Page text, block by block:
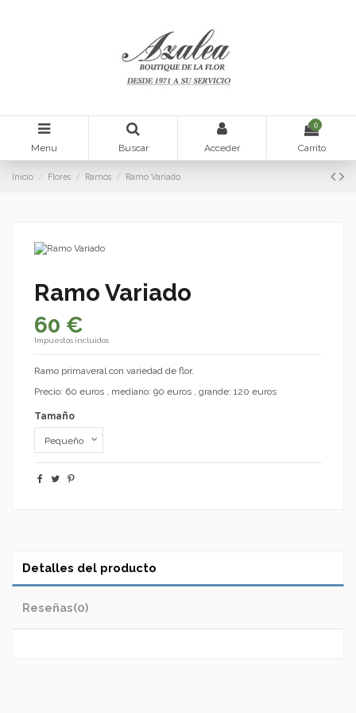
Menu Buscar Acceder
0
Carrito
Inicio Flores Ramos Ramo Variado
Ramo Variado
60 €
Impuestos incluidos
Ramo primaveral con variedad de flor.
Precio: 60 euros , mediano: 90 euros , grande: 120 euros
Tamaño
Detalles del producto
Reseñas(0)